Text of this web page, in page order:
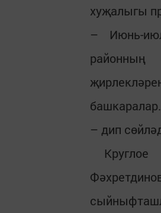
хуҗалыгы
– Июнь-
районның
– дип
Круглое